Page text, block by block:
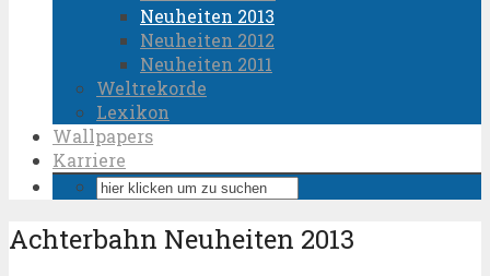
Neuheiten 2013
Neuheiten 2012
Neuheiten 2011
Weltrekorde
Lexikon
Wallpapers
Karriere
Achterbahn Neuheiten 2013